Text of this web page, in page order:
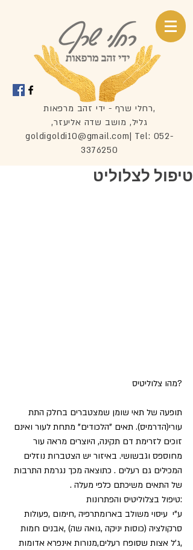
רחלי שרף - ידי זהב מרפאות,
,גליל, מושב שדה אליעזר
goldigoldi10@gmail.com| Tel: 052-
3376250
טיפול לצלוליט
?מהו צלוליטיס
תופעה של תאי שומן שמצטברים בחלק התת
עורי(הדרמיס). תאים "הלכודים" מתחת לעור ואינם
זוכים לזרימת דם תקינה, היוצרים מראה עור
מחוספס וגבשושי. באיזור יש הצטברות נוזלים
המכילים גם רעלים . כתוצאה מכך נגרמת התרבות
של התאים משיכתם כלפי מעלה .
:טיפול בצלוליטיס והפתרונות
ע"י  עיסוי משולב בארומתרפיה ,חימום ,פעולות
סרקולציה (כוסות יניקה ,גואה שה) ,אבנים חמות
,ג'ל אצות שסופח רעלים,מנורות אינפרא אדומות